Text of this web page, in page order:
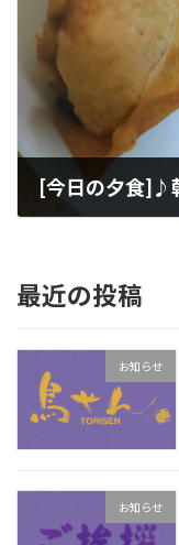
最近の投稿
お知らせ
お知らせ